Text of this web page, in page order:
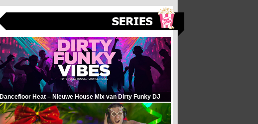
Dancefloor Heat – Nieuwe House Mix van Dirty Funky DJ